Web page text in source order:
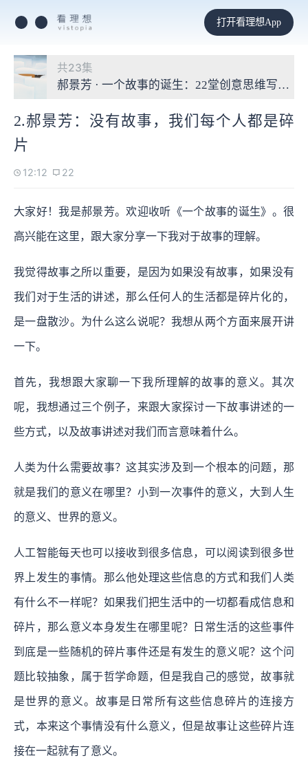
打开看理想App
共23集
郝景芳 · 一个故事的诞生：22堂创意思维写作课
2.郝景芳：没有故事，我们每个人都是碎
片
12:12 22
大家好！我是郝景芳。欢迎收听《一个故事的诞生》。很
高兴能在这里，跟大家分享一下我对于故事的理解。
我觉得故事之所以重要，是因为如果没有故事，如果没有
我们对于生活的讲述，那么任何人的生活都是碎片化的，
是一盘散沙。为什么这么说呢？我想从两个方面来展开讲
一下。
首先，我想跟大家聊一下我所理解的故事的意义。其次
呢，我想通过三个例子，来跟大家探讨一下故事讲述的一
些方式，以及故事讲述对我们而言意味着什么。
人类为什么需要故事？这其实涉及到一个根本的问题，那
就是我们的意义在哪里？小到一次事件的意义，大到人生
的意义、世界的意义。
人工智能每天也可以接收到很多信息，可以阅读到很多世
界上发生的事情。那么他处理这些信息的方式和我们人类
有什么不一样呢？如果我们把生活中的一切都看成信息和
碎片，那么意义本身发生在哪里呢？日常生活的这些事件
到底是一些随机的碎片事件还是有发生的意义呢？这个问
题比较抽象，属于哲学命题，但是我自己的感觉，故事就
是世界的意义。故事是日常所有这些信息碎片的连接方
式，本来这个事情没有什么意义，但是故事让这些碎片连
接在一起就有了意义。